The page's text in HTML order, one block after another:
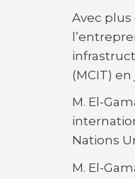
Avec plus
(MCIT) en
M. El-
Nations
M. El-